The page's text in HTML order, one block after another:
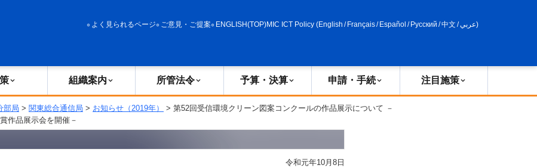
よく見られるページ ご意見・ご提案 ENGLISH(TOP)MIC ICT Policy (English / Français/ Español / Русский /中文 /عربي)
組織案内 所管法令 予算・決算 申請・手続 注目施策
部局 > 関東総合通信局 > お知らせ（2019年）
> 第52回受信環境クリーン図案コンクールの作品展示について －
作品展示会を開催－
令和元年10月8日